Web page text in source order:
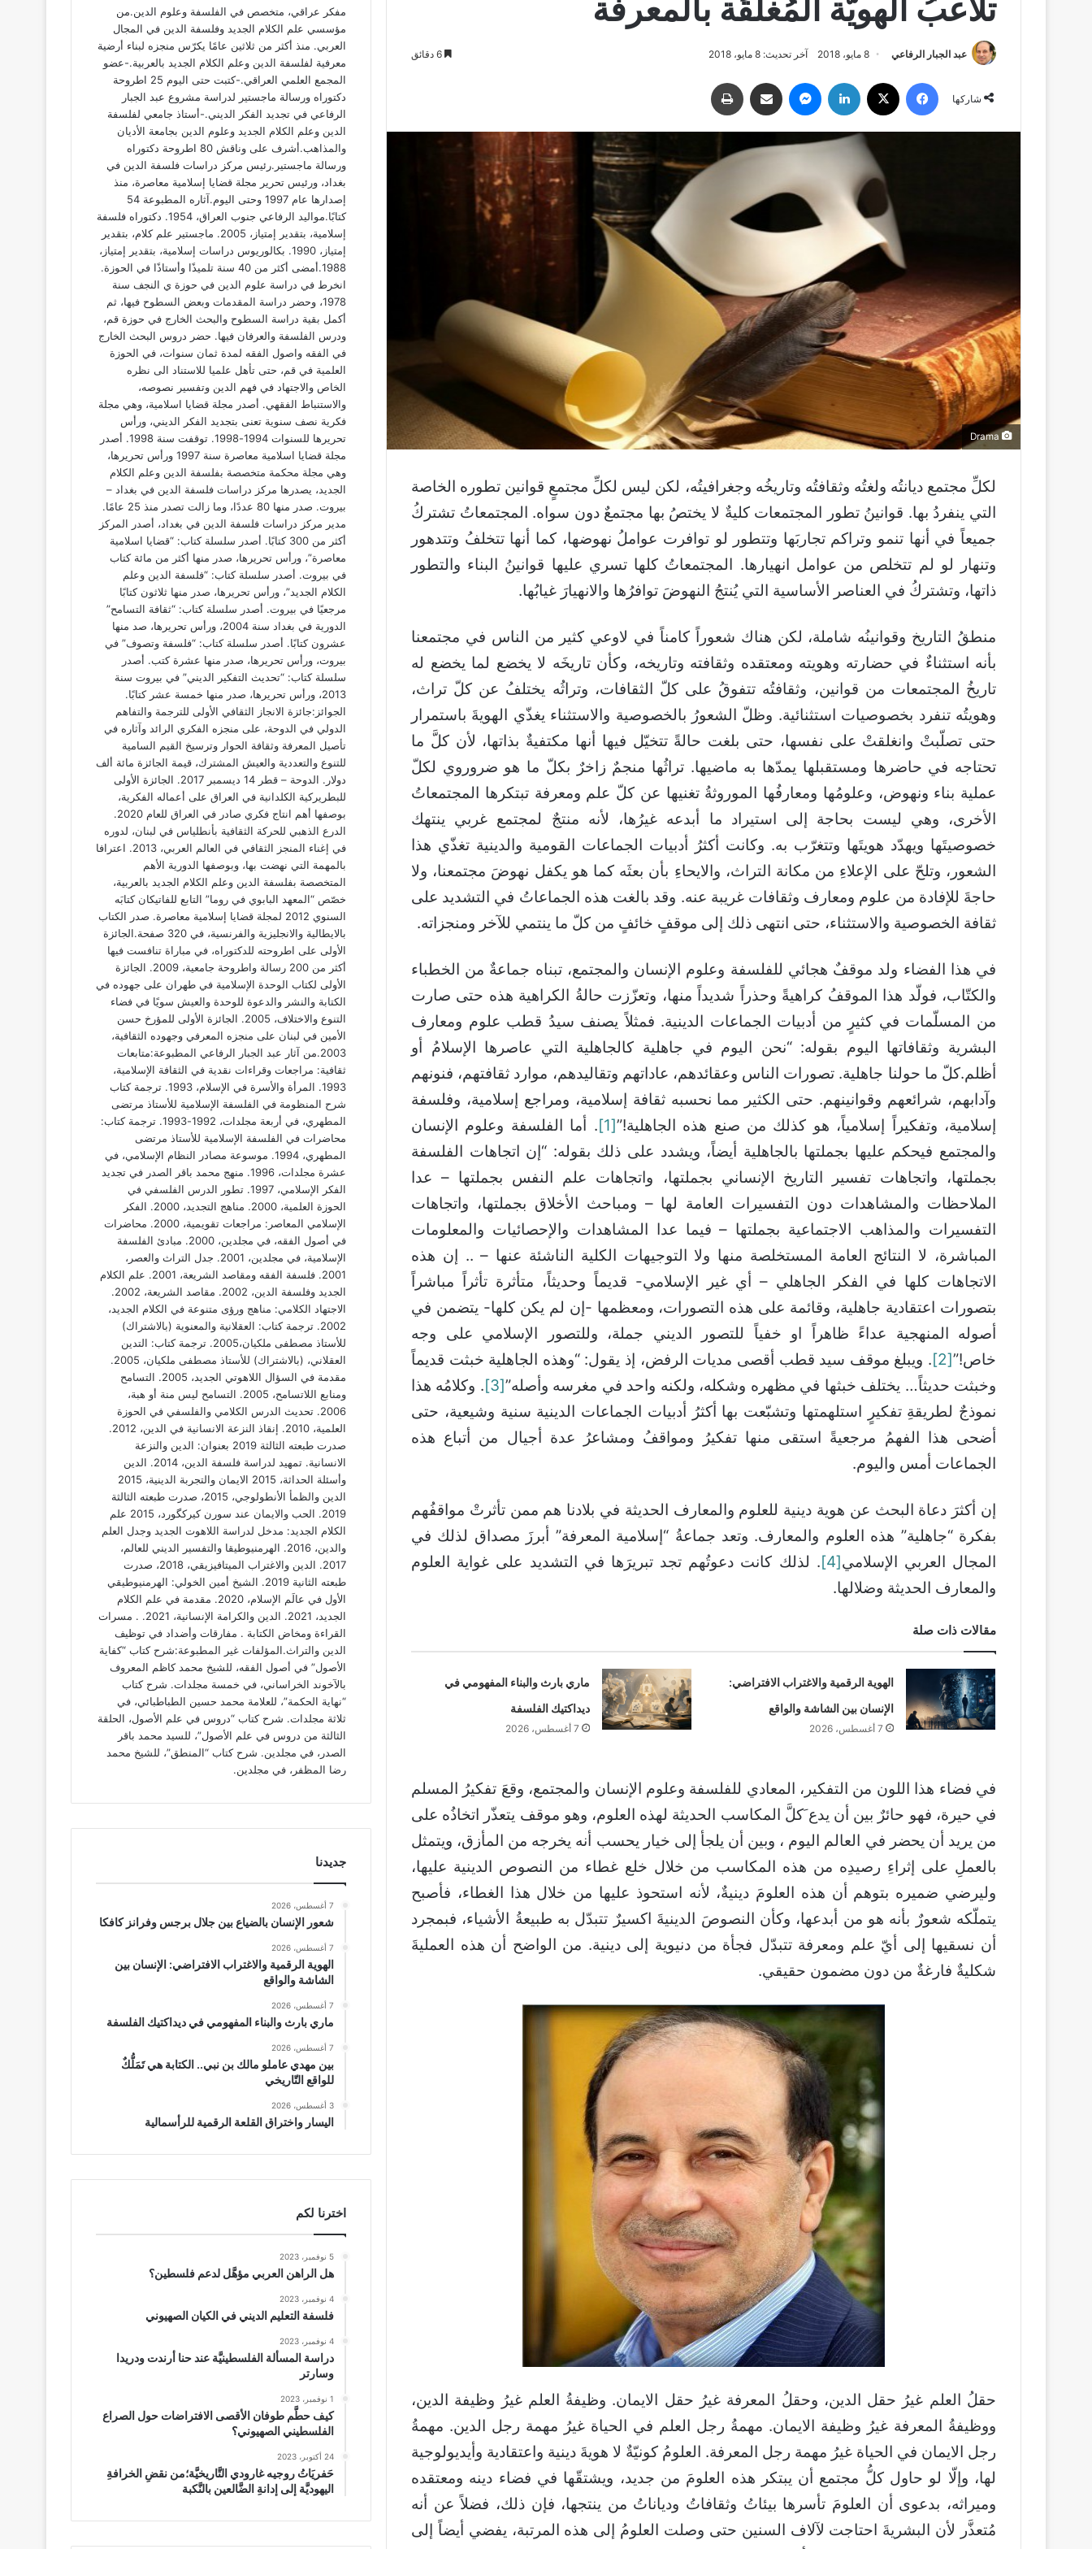
تلاعبُ الهويّة المُغلقَة بالمعرفة
عبد الجبار الرفاعي 8 مايو، 2018 آخر تحديث: 8 مايو، 2018
شاركها
لكلِّ مجتمع ديانتُه ولغتُه وثقافتُه وتاريخُه وجغرافيتُه، لكن ليس لكلِّ مجتمعٍ قوانين تطوره الخاصة
التي ينفردُ بها. قوانينُ تطور المجتمعات كليةٌ لا يختصُ بها مجتمعٌ دون سواه. المجتمعاتُ تشتركُ
جميعاً في أنها تنمو وتراكم تجاربَها وتتطور لو توافرت عواملُ نهوضها، كما أنها تتخلفُ وتتدهور
وتنهار لو لم تتخلص من عوامل انهيارها. المجتمعاتُ كلها تسري عليها قوانينُ البناء والتطور
ذاتها، وتشتركُ في العناصر الأساسية التي يُنتجُ النهوضَ توافرُها والانهيارَ غيابُها.
منطقُ التاريخ وقوانينُه شاملة، لكن هناك شعوراً كامناً في لاوعي كثير من الناس في مجتمعنا
بأنه استثناءٌ في حضارته وهويته ومعتقده وثقافته وتاريخه، وكأن تاريخَه لا يخضع لما يخضع له
تاريخُ المجتمعات من قوانين، وثقافتُه تتفوقُ على كلّ الثقافات، وتراثُه يختلفُ عن كلّ تراث،
وهويتُه تنفرد بخصوصيات استثنائية. وظلّ الشعورُ بالخصوصية والاستثناء يغذّي الهويةَ باستمرار
حتى تصلّبتْ وانغلقتْ على نفسها، حتى بلغت حالةً تتخيّل فيها أنها مكتفيةٌ بذاتها، لأن كلَّ ما
تحتاجه في حاضرها ومستقبلها يمدّها به ماضيها. تراثُها منجمٌ زاخرٌ بكلّ ما هو ضروروي لكلّ
عملية بناء ونهوض، وعلومُها ومعارفُها الموروثةُ تغنيها عن كلّ علم ومعرفة تبتكرها المجتمعاتُ
الأخرى، وهي ليست بحاجة إلى استيراد ما أبدعه غيرُها، لأنه منتجٌ لمجتمع غربي ينتهك
خصوصيتَها ويهدّد هويتَها وتتغرّب به. وكانت أكثرُ أدبيات الجماعات القومية والدينية تغذّي هذا
الشعور، وتلحّ على الإعلاءِ من مكانة التراث، والايحاءِ بأن بعثَه كما هو يكفل نهوضَ مجتمعنا، ولا
حاجةَ للإفادة من علوم ومعارف وثقافات غريبة عنه. وقد بالغت هذه الجماعاتُ في التشديد على
ثقافة الخصوصية والاستثناء، حتى انتهى ذلك إلى موقفٍ خائفٍ من كلّ ما ينتمي للآخر ومنجزاته.
في هذا الفضاء ولد موقفٌ هجائي للفلسفة وعلوم الإنسان والمجتمع، تبناه جماعةٌ من الخطباء
والكتّاب، فولّد هذا الموقفُ كراهيةً وحذراً شديداً منها، وتعزّزت حالةُ الكراهية هذه حتى صارت
من المسلّمات في كثيرٍ من أدبيات الجماعات الدينية. فمثلاً يصنف سيدُ قطب علوم ومعارف
البشرية وثقافاتها اليوم بقوله: “نحن اليوم في جاهلية كالجاهلية التي عاصرها الإسلامُ أو
أظلم.كلّ ما حولنا جاهلية. تصورات الناس وعقائدهم، عاداتهم وتقاليدهم، موارد ثقافتهم، فنونهم
وآدابهم، شرائعهم وقوانينهم. حتى الكثير مما نحسبه ثقافة إسلامية، ومراجع إسلامية، وفلسفة
إسلامية، وتفكيراً إسلامياً، هو كذلك من صنع هذه الجاهلية!”[1]
. أما الفلسفة وعلوم الإنسان
والمجتمع فيحكم عليها بجملتها بالجاهلية أيضاً، ويشدد على ذلك بقوله: “إن اتجاهات الفلسفة
بجملتها، واتجاهات تفسير التاريخ الإنساني بجملتها، واتجاهات علم النفس بجملتها – عدا
الملاحظات والمشاهدات دون التفسيرات العامة لها – ومباحث الأخلاق بجملتها، واتجاهات
التفسيرات والمذاهب الاجتماعية بجملتها – فيما عدا المشاهدات والإحصائيات والمعلومات
المباشرة، لا النتائج العامة المستخلصة منها ولا التوجيهات الكلية الناشئة عنها – .. إن هذه
الاتجاهات كلها في الفكر الجاهلي – أي غير الإسلامي- قديماً وحديثاً، متأثرة تأثراً مباشراً
بتصورات اعتقادية جاهلية، وقائمة على هذه التصورات، ومعظمها -إن لم يكن كلها- يتضمن في
أصوله المنهجية عداءً ظاهراً او خفياً للتصور الديني جملة، وللتصور الإسلامي على وجه
خاص!”[2]
. ويبلغ موقف سيد قطب أقصى مديات الرفض، إذ يقول: “وهذه الجاهلية خبثت قديماً
وخبثت حديثاً… يختلف خبثها في مظهره وشكله، ولكنه واحد في مغرسه وأصله”[3]
. وكلامُه هذا
نموذجٌ لطريقةِ تفكيرٍ استلهمتها وتشبّعت بها أكثرُ أدبيات الجماعات الدينية سنية وشيعية، حتى
أضحى هذا الفهمُ مرجعيةً استقى منها تفكيرُ ومواقفُ ومشاعرُ عدة أجيال من أتباع هذه
الجماعات أمس واليوم.
إن أكثرَ دعاة البحث عن هوية دينية للعلوم والمعارف الحديثة في بلادنا هم ممن تأثرتْ مواقفُهم
بفكرة “جاهلية” هذه العلوم والمعارف. وتعد جماعةُ “إسلامية المعرفة” أبرزَ مصداق لذلك في
المجال العربي الإسلامي[4]
. لذلك كانت دعوتُهم تجد تبريرَها في التشديد على غواية العلوم
والمعارف الحديثة وضلالها.
مقالات ذات صلة
الهوية الرقمية والاغتراب الافتراضي:
الإنسان بين الشاشة والواقع
7 أغسطس، 2026
ماري بارث والبناء المفهومي في
ديداكتيك الفلسفة
7 أغسطس، 2026
في فضاء هذا اللون من التفكير، المعادي للفلسفة وعلوم الإنسان والمجتمع، وقعَ تفكيرُ المسلم
في حيرة، فهو حائرٌ بين أن يدع َكلَّ المكاسب الحديثة لهذه العلوم، وهو موقف يتعذّر اتخاذُه على
من يريد أن يحضر في العالم اليوم ، وبين أن يلجأ إلى خيار يحسب أنه يخرجه من المأزق، ويتمثل
بالعملِ على إثراءِ رصيدِه من هذه المكاسب من خلال خلع غطاء من النصوص الدينية عليها،
وليرضي ضميره بتوهم أن هذه العلومَ دينيةٌ، لأنه استحوذ عليها من خلال هذا الغطاء، فأصبح
يتملّكه شعورٌ بأنه هو من أبدعها، وكأن النصوصَ الدينيةَ اكسيرٌ تتبدّل به طبيعةُ الأشياء، فبمجرد
أن نسقيها إلى أيّ علم ومعرفة تتبدّل فجأة من دنيوية إلى دينية. من الواضح أن هذه العمليةَ
شكليةٌ فارغةٌ من دون مضمون حقيقي.
حقلُ العلم غيرُ حقل الدين، وحقلُ المعرفة غيرُ حقل الايمان. وظيفةُ العلم غيرُ وظيفة الدين،
ووظيفةُ المعرفة غيرُ وظيفة الايمان. مهمةُ رجل العلم في الحياة غيرُ مهمة رجل الدين. مهمةُ
رجل الايمان في الحياة غيرُ مهمة رجل المعرفة. العلومُ كونيّةٌ لا هويةَ دينية واعتقادية وأيديولوجية
لها، وإلّا لو حاول كلُّ مجتمع أن يبتكر هذه العلومَ من جديد، ويشتقّها في فضاء دينه ومعتقده
وميراثه، بدعوى أن العلومَ تأسرها بيئاتُ وثقافاتُ ودياناتُ من ينتجها، فإن ذلك، فضلاً عن أنه
مُتعذَّر لأن البشريةَ احتاجت لآلاف السنين حتى وصلت العلومُ إلى هذه المرتبة، يفضي أيضاً إلى
مفكر عراقي، ‏متخصص في الفلسفة وعلوم الدين.من
مؤسسي علم الكلام الجديد وفلسفة الدين في المجال
العربي. منذ أكثر من ثلاثين عامًا يكرّس منجزه لبناء أرضية
معرفية لفلسفة الدين وعلم الكلام الجديد بالعربية.-عضو
المجمع العلمي العراقي.-كتبت حتى اليوم 25 اطروحة
دكتوراه ورسالة ماجستير لدراسة مشروع عبد الجبار
الرفاعي في تجديد الفكر الديني.-أستاذ جامعي لفلسفة
الدين وعلم الكلام الجديد وعلوم الدين بجامعة الأديان
والمذاهب.أشرف على وناقش 80 اطروحة دكتوراه
ورسالة ماجستير.رئيس مركز دراسات فلسفة الدين في
بغداد، ورئيس تحرير مجلة قضايا إسلامية معاصرة، منذ
إصدارها عام 1997 وحتى اليوم.آثاره المطبوعة 54
كتابًا.مواليد الرفاعي جنوب العراق، 1954. دكتوراه فلسفة
إسلامية، بتقدير إمتياز، 2005. ماجستير علم کلام، بتقدير
إمتياز، 1990. بكالوريوس دراسات إسلامية، بتقدير إمتياز،
1988.أمضى أكثر من 40 سنة تلميذًا وأستاذًا في الحوزة.
انخرط في دراسة علوم الدين في حوزة ي النجف سنة
1978، وحضر دراسة المقدمات وبعض السطوح فيها، ثم
أكمل بقية دراسة السطوح والبحث الخارج في حوزة قم،
ودرس الفلسفة والعرفان فيها. حضر دروس البحث الخارج
في الفقه واصول الفقه لمدة ثمان سنوات، في الحوزة
العلمية في قم، حتى تأهل علميا للاستناد الى نظره
الخاص والاجتهاد في فهم الدين وتفسير نصوصه،
والاستنباط الفقهي. أصدر مجلة قضايا اسلامية، وهي مجلة
فكرية نصف سنوية تعنى بتجديد الفكر الديني، ورأس
تحريرها للسنوات 1994-1998. توقفت سنة 1998. أصدر
مجلة قضايا اسلامية معاصرة سنة 1997 ورأس تحريرها،
وهي مجلة محكمة متخصصة بفلسفة الدين وعلم الكلام
الجديد، يصدرها مركز دراسات فلسفة الدين في بغداد –
بيروت. صدر منها 80 عددًا، وما زالت تصدر منذ 25 عامًا.
مدير مركز دراسات فلسفة الدين في بغداد، أصدر المركز
أكثر من 300 كتابًا. أصدر سلسلة كتاب: “قضايا اسلامية
معاصرة”، ورأس تحريرها، صدر منها أكثر من مائة كتاب
في بيروت. أصدر سلسلة كتاب: “فلسفة الدين وعلم
الكلام الجديد”، ورأس تحريرها، صدر منها ثلاثون كتابًا
مرجعيًا في بيروت. أصدر سلسلة كتاب: “ثقافة التسامح”
الدورية في بغداد سنة 2004، ورأس تحريرها، صد منها
عشرون كتابًا. أصدر سلسلة كتاب: “فلسفة وتصوف” في
بيروت، ورأس تحريرها، صدر منها عشرة كتب. أصدر
سلسلة كتاب: “تحديث التفكير الديني” في بيروت سنة
2013، ورأس تحريرها، صدر منها خمسة عشر كتابًا.
الجوائز:جائزة الانجاز الثقافي الأولى للترجمة والتفاهم
الدولي في الدوحة، على منجزه الفكري الرائد وآثاره في
تأصيل المعرفة وثقافة الحوار وترسيخ القيم السامية
للتنوع والتعددية والعيش المشترك، قيمة الجائزة مائة ألف
دولار. الدوحة – قطر 14 ديسمبر 2017. الجائزة الأولى
للبطريركية الكلدانية في العراق على أعماله الفكرية،
بوصفها أهم انتاج فكري صادر في العراق للعام 2020.
الدرع الذهبي للحركة الثقافية بأنطلياس في لبنان، لدوره
في إغناء المنجز الثقافي في العالم العربي، 2013. اعترافا
بالمهمة التي نهضت بها، وبوصفها الدورية الأهم
المتخصصة بفلسفة الدين وعلم الكلام الجديد بالعربية،
خصّص “المعهد البابوي في روما” التابع للفاتيكان كتابَه
السنوي 2012 لمجلة قضايا إسلامية معاصرة. صدر الكتاب
بالايطالية والانجليزية والفرنسية، في 320 صفحة.الجائزة
الأولى على اطروحته للدكتوراه، في مباراة تنافست فيها
أكثر من 200 رسالة واطروحة جامعية، 2009. الجائزة
الأولى لكتاب الوحدة الإسلامية في طهران على جهوده في
الكتابة والنشر والدعوة للوحدة والعيش سويًا في فضاء
التنوع والاختلاف، 2005. الجائزة الأولى للمؤرخ حسن
الأمين في لبنان على منجزه المعرفي وجهوده الثقافية،
2003.من آثار عبد الجبار الرفاعي المطبوعة:متابعات
ثقافية: مراجعات وقراءات نقدية في الثقافة الإسلامية،
1993. المرأة والأسرة في الإسلام، 1993. ترجمة كتاب
شرح المنظومة في الفلسفة الإسلامية للأستاذ مرتضى
المطهري، في أربعة مجلدات، 1992-1993. ترجمة كتاب:
محاضرات في الفلسفة الإسلامية للأستاذ مرتضى
المطهري، 1994. موسوعة مصادر النظام الإسلامي، في
عشرة مجلدات، 1996. منهج محمد باقر الصدر في تجديد
الفكر الإسلامي، 1997. تطور الدرس الفلسفي في
الحوزة العلمية، 2000. مناهج التجديد، 2000. الفكر
الإسلامي المعاصر: مراجعات تقويمية، 2000. محاضرات
في أصول الفقه، في مجلدين، 2000. مبادئ الفلسفة
الإسلامية، في مجلدين، 2001. جدل التراث والعصر،
2001. فلسفة الفقه ومقاصد الشريعة، 2001. علم الكلام
الجديد وفلسفة الدين، 2002. مقاصد الشريعة، 2002.
الاجتهاد الكلامي: مناهج ورؤى متنوعة في الكلام الجديد،
2002. ترجمة كتاب: العقلانية والمعنوية (بالاشتراك)
للأستاذ مصطفى ملكيان،2005. ترجمة كتاب: التدين
العقلاني، (بالاشتراك) للأستاذ مصطفى ملكيان، 2005.
مقدمة في السؤال اللاهوتي الجديد، 2005. التسامح
ومنابع اللاتسامح، 2005. التسامح ليس منة أو هبة،
2006. تحديث الدرس الكلامي والفلسفي في الحوزة
العلمية، 2010. إنقاذ النزعة الانسانية في الدين، 2012.
صدرت طبعته الثالثة 2019 بعنوان: الدين والنزعة
الانسانية. تمهيد لدراسة فلسفة الدين، 2014. الدين
وأسئلة الحداثة، 2015 الايمان والتجربة الدينية، 2015
الدين والظمأ الأنطولوجي، 2015، صدرت طبعته الثالثة
2019. الحب والايمان عند سورن كيركگورد، 2015 علم
الكلام الجديد: مدخل لدراسة اللاهوت الجديد وجدل العلم
والدين، 2016. الهرمنيوطيقا والتفسير الديني للعالم،
2017. الدين والاغتراب الميتافيزيقي، 2018، صدرت
طبعته الثانية 2019. الشيخ أمين الخولي: الهرمنيوطيقي
الأول في عالَم الإسلام، 2020. مقدمة في علم الكلام
الجديد، 2021. الدين والكرامة الإنسانية، 2021. . مسرات
القراءة ومخاض الكتابة . ⁠مفارقات وأضداد في توظيف
الدين والتراث.المؤلفات غير المطبوعة:شرح كتاب “كفاية
الأصول” في أصول الفقه، للشيخ محمد كاظم المعروف
بالآخوند الخراساني، في خمسة مجلدات. شرح كتاب
“نهاية الحكمة”، للعلامة محمد حسين الطباطبائي، في
ثلاثة مجلدات. شرح كتاب “دروس في علم الأصول، الحلقة
الثالثة من دروس في علم الأصول”، للسيد محمد باقر
الصدر، في مجلدين. شرح كتاب “المنطق”، للشيخ محمد
رضا المظفر، في مجلدين.
جديدنا
7 أغسطس، 2026
شعور الإنسان بالضياع بين جلال برجس وفرانز كافكا
7 أغسطس، 2026
الهوية الرقمية والاغتراب الافتراضي: الإنسان بين
الشاشة والواقع
7 أغسطس، 2026
ماري بارث والبناء المفهومي في ديداكتيك الفلسفة
7 أغسطس، 2026
بين مهدي عاملو مالك بن نبي.. الكتابة هي تَمَلُّكٌ
للواقع التّاريخي
3 أغسطس، 2026
اليسار واختراق القلعة الرقمية للرأسمالية
اخترنا لكم
5 نوفمبر، 2023
هل الراهن العربي مؤهَّل لدعم فلسطين؟
4 نوفمبر، 2023
فلسفة التعليم الديني في الكيان الصهيوني
4 نوفمبر، 2023
دراسة المسألة الفلسطينيَّة عند حنا أرندت ودريدا
وسارتر
1 نوفمبر، 2023
كيف حطَّم طوفان الأقصى الافتراضات حول الصراع
الفلسطيني الصهيوني؟
24 أكتوبر، 2023
حَفريَاتُ روجيه غارودي التَّاريخيَّة؛من نقضِ الخرافةِ
اليهوديَّة إلى إدانةِ الضَّالعين بالنَّكبة